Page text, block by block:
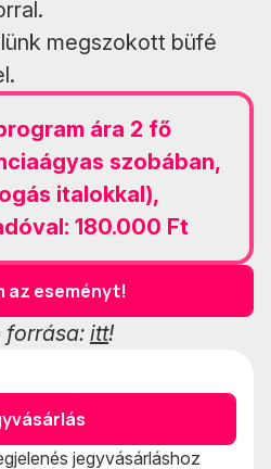
megszokott büfé
ára 2 fő
szobában,
italokkal),
180.000 Ft
az eseményt!
forrása: itt!
jegyvásárláshoz